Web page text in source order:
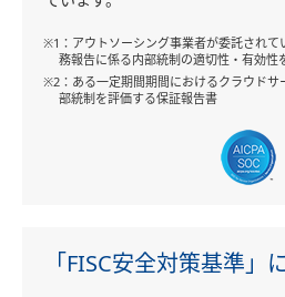
※1：アウトソーシング事業者が委託されて
務報告に係る内部統制の適切性・有効性
※2：ある一定期間期間におけるクラウドサ
部統制を評価する保証報告書
「FISC安全対策基準」